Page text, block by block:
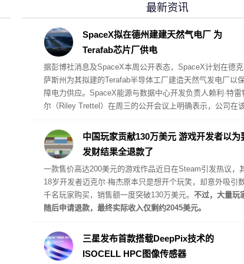
最新资讯
SpaceX拟在德州建建天然气电厂 为
Terafab芯片厂供电
据彭博社消息及SpaceX本周公开表态，SpaceX计划在德克
萨斯州为其拟建的Terafab半导体工厂建造天然气发电厂以
障电力供应。SpaceX能源与数据中心开发负责人赖利·特雷
尔（Riley Trettel）在周三的公开会议上明确表示，公司在
阵列。
中国玩家贡献130万美元 游戏开发者以为
发财结果全退款了
一款售价高达200美元的游戏作品近日在Steam引发热议，
18岁开发者迈克尔·梅杰原本只是想开个玩笑，却意外吸引
千名玩家购买，销售额一度突破130万美元。 不过，大量玩
随后申请退款，最终实际收入仅剩约2045美元。
三星发布首款搭载DeepPix技术的
ISOCELL HPC图像传感器